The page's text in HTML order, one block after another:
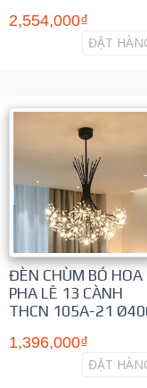
2,554,000₫
ĐẶT
ĐÈN CHÙM BÓ HOA
PHA LÊ 13 CÀNH
THCN 105A-21
1,396,000₫
ĐẶT